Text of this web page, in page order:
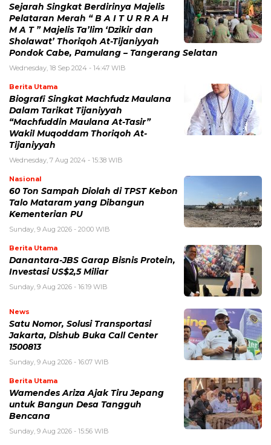
Sejarah Singkat Berdirinya Majelis
Pelataran Merah “ B A I T U R R A H
M A T ” Majelis Ta’lim ‘Dzikir dan
Sholawat’ Thoriqoh At-Tijaniyyah
Pondok Cabe, Pamulang – Tangerang Selatan
Wednesday, 18 Sep 2024 - 14:47 WIB
Berita Utama
Biografi Singkat Machfudz Maulana
Dalam Tarikat Tijaniyyah
“Machfuddin Maulana At-Tasir”
Wakil Muqoddam Thoriqoh At-
Tijaniyyah
Wednesday, 7 Aug 2024 - 15:38 WIB
Nasional
60 Ton Sampah Diolah di TPST Kebon
Talo Mataram yang Dibangun
Kementerian PU
Sunday, 9 Aug 2026 - 20:00 WIB
Berita Utama
Danantara-JBS Garap Bisnis Protein,
Investasi US$2,5 Miliar
Sunday, 9 Aug 2026 - 16:19 WIB
News
Satu Nomor, Solusi Transportasi
Jakarta, Dishub Buka Call Center
1500813
Sunday, 9 Aug 2026 - 16:07 WIB
Berita Utama
Wamendes Ariza Ajak Tiru Jepang
untuk Bangun Desa Tangguh
Bencana
Sunday, 9 Aug 2026 - 15:56 WIB